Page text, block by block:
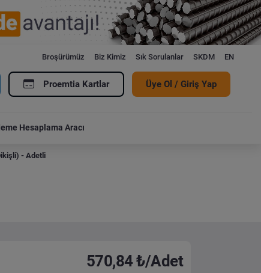
Broşürümüz Biz Kimiz Sık Sorulanlar SKDM EN
Proemtia Kartlar Üye Ol / Giriş Yap
Hesaplama Aracı
- Adetli
570,84 ₺/Adet